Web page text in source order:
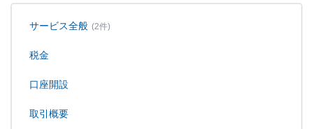
サービス全般 (2件)
税金
口座開設
取引概要